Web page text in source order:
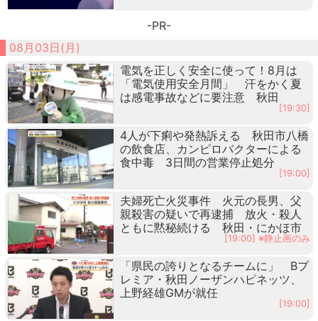
-PR-
08月03日(月)
電気を正しく安全に使って！8月は
「電気使用安全月間」 汗をかく夏
は感電事故などに要注意 秋田
[19:30]
4人が下痢や発熱訴える 秋田市八橋
の飲食店、カンピロバクターによる
食中毒 3日間の営業停止処分
[19:00]
夫婦死亡火災事件 火元の長男、父
親殺害の疑いで再逮捕 放火・殺人
ともに黙秘続ける 秋田・にかほ市
[19:00] ※静止画のみ
「県民の誇りとなるチームに」 Bプ
レミア・秋田ノーザンハピネッツ、
上野経雄GMが就任
[19:00]